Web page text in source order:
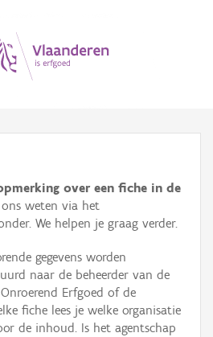
over een fiche in de
weten via het
We helpen je graag verder.
gegevens worden
naar de beheerder van de
Erfgoed of de
fiche lees je welke organisatie
de inhoud. Is het agentschap